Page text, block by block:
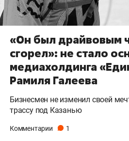
«Он был драйвовым
сгорел»: не стало
медиахолдинга
Рамиля Галеева
Бизнесмен не изменил своей
трассу под Казанью
Комментарии 1